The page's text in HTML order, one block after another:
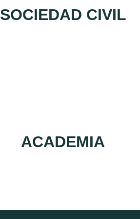
SOCIEDAD CIVIL
ACADEMIA